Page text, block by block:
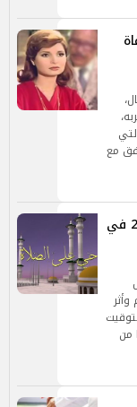
مع
مواقيت صلاة الفجر اليوم الجمعة 29-5-2026 في
من